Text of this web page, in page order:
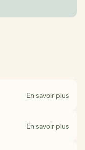
En savoir plus
En savoir plus